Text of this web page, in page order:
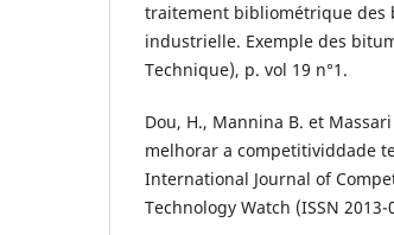
traitement bibliométrique des
industrielle. Exemple des
Technique), p. vol 19 n°1.
Dou, H., Mannina B. et
melhorar a competitividdade
International Journal of
Technology Watch (ISSN 2013-